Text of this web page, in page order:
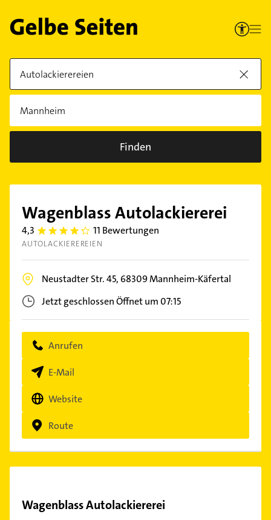
Finden
Wagenblass Autolackiererei
4,3 4.3 11 Bewertungen
AUTOLACKIEREREIEN
Neustadter Str. 45, 68309Mannheim-Käfertal
Jetzt geschlossenÖffnet um 07:15
Anrufen
E-Mail
Website
Route
Wagenblass Autolackiererei